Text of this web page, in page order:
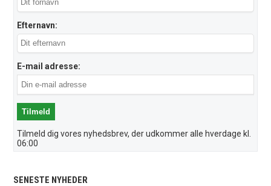
Efternavn:
E-mail adresse:
Tilmeld dig vores nyhedsbrev, der udkommer alle hverdage kl.
06:00
SENESTE NYHEDER